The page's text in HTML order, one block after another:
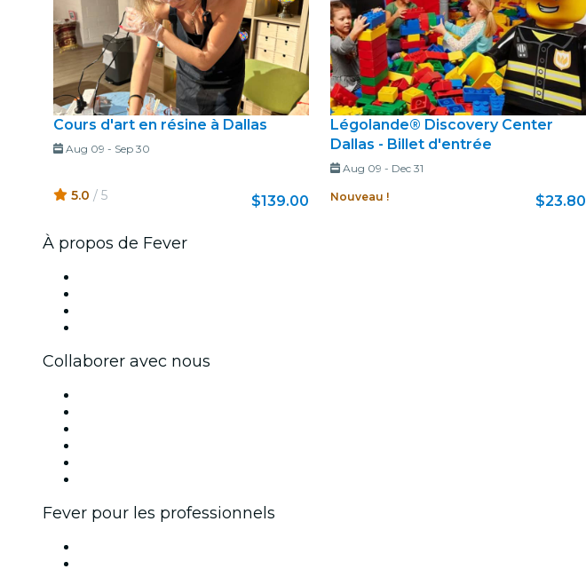
Cours d'art en résine à Dallas
Aug 09 - Sep 30
5.0 / 5 $139.00
Légolande® Discovery Center
Dallas - Billet d'entrée
Aug 09 - Dec 31
Nouveau ! $23.80
À propos de Fever
Collaborer avec nous
Fever pour les professionnels